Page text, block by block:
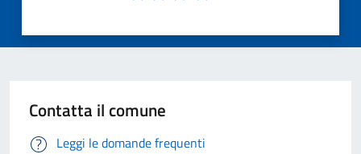
Contatta il comune
Leggi le domande frequenti